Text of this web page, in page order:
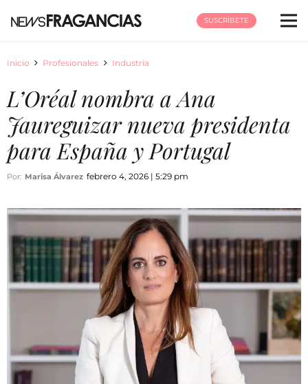
SUSCRÍBETE
Inicio Profesionales Industria
L’Oréal nombra a Ana
Jaureguizar nueva presidenta
para España y Portugal
Por: Marisa Álvarez febrero 4, 2026 | 5:29 pm